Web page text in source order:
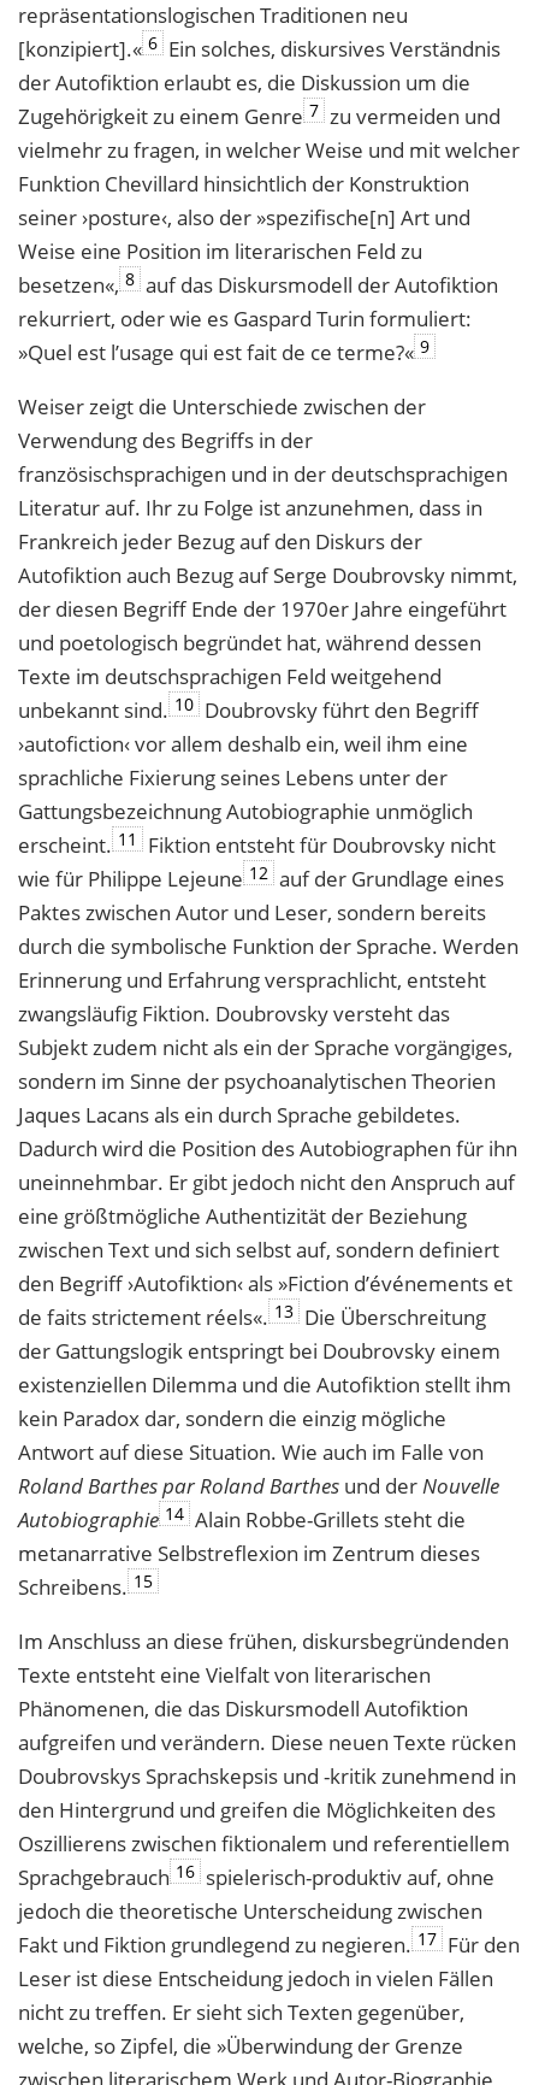
repräsentationslogischen Traditionen neu
[konzipiert].« 6 Ein solches, diskursives Verständnis
der Autofiktion erlaubt es, die Diskussion um die
Zugehörigkeit zu einem Genre 7 zu vermeiden und
vielmehr zu fragen, in welcher Weise und mit welcher
Funktion Chevillard hinsichtlich der Konstruktion
seiner ›posture‹, also der »spezifische[n] Art und
Weise eine Position im literarischen Feld zu
besetzen«, 8 auf das Diskursmodell der Autofiktion
rekurriert, oder wie es Gaspard Turin formuliert:
»Quel est l’usage qui est fait de ce terme?« 9
Weiser zeigt die Unterschiede zwischen der
Verwendung des Begriffs in der
französischsprachigen und in der deutschsprachigen
Literatur auf. Ihr zu Folge ist anzunehmen, dass in
Frankreich jeder Bezug auf den Diskurs der
Autofiktion auch Bezug auf Serge Doubrovsky nimmt,
der diesen Begriff Ende der 1970er Jahre eingeführt
und poetologisch begründet hat, während dessen
Texte im deutschsprachigen Feld weitgehend
unbekannt sind. 10 Doubrovsky führt den Begriff
›autofiction‹ vor allem deshalb ein, weil ihm eine
sprachliche Fixierung seines Lebens unter der
Gattungsbezeichnung Autobiographie unmöglich
erscheint. 11
Fiktion entsteht für Doubrovsky nicht
wie für Philippe Lejeune 12 auf der Grundlage eines
Paktes zwischen Autor und Leser, sondern bereits
durch die symbolische Funktion der Sprache. Werden
Erinnerung und Erfahrung versprachlicht, entsteht
zwangsläufig Fiktion. Doubrovsky versteht das
Subjekt zudem nicht als ein der Sprache vorgängiges,
sondern im Sinne der psychoanalytischen Theorien
Jaques Lacans als ein durch Sprache gebildetes.
Dadurch wird die Position des Autobiographen für ihn
uneinnehmbar. Er gibt jedoch nicht den Anspruch auf
eine größtmögliche Authentizität der Beziehung
zwischen Text und sich selbst auf, sondern definiert
den Begriff ›Autofiktion‹ als »Fiction d’événements et
de faits strictement réels«. 13 Die Überschreitung
der Gattungslogik entspringt bei Doubrovsky einem
existenziellen Dilemma und die Autofiktion stellt ihm
kein Paradox dar, sondern die einzig mögliche
Antwort auf diese Situation. Wie auch im Falle von
Roland Barthes par Roland Barthes und derNouvelle
Autobiographie 14 Alain Robbe-Grillets steht die
metanarrative Selbstreflexion im Zentrum dieses
Schreibens. 15
Im Anschluss an diese frühen, diskursbegründenden
Texte entsteht eine Vielfalt von literarischen
Phänomenen, die das Diskursmodell Autofiktion
aufgreifen und verändern. Diese neuen Texte rücken
Doubrovskys Sprachskepsis und -kritik zunehmend in
den Hintergrund und greifen die Möglichkeiten des
Oszillierens zwischen fiktionalem und referentiellem
Sprachgebrauch 16 spielerisch-produktiv auf, ohne
jedoch die theoretische Unterscheidung zwischen
Fakt und Fiktion grundlegend zu negieren. 17 Für den
Leser ist diese Entscheidung jedoch in vielen Fällen
nicht zu treffen. Er sieht sich Texten gegenüber,
welche, so Zipfel, die »Überwindung der Grenze